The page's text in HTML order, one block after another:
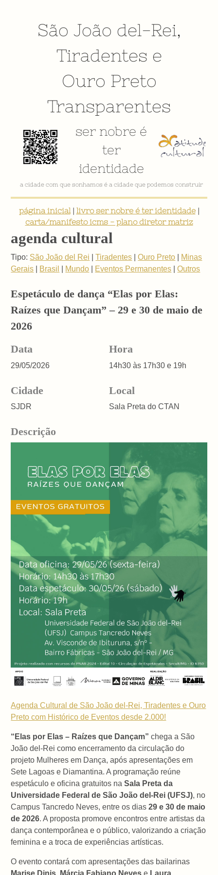
São João del-Rei,
Tiradentes e
Ouro Preto
Transparentes
ser nobre é
ter
identidade
a cidade com que sonhamos é a cidade que podemos construir
página inicial| livro ser nobre é ter identidade|
carta/manifesto icms - plano diretor matriz
agenda cultural
Tipo: São João del Rei |Tiradentes |Ouro Preto
Minas
Gerais
Brasil Mundo Eventos Permanentes |Outros
Espetáculo de dança “Elas por Elas:
Raízes que Dançam” – 29 e 30 de maio de
2026
Data
29/05/2026
Hora
14h30 às 17h30 e 19h
Cidade
SJDR
Local
Sala Preta do CTAN
Descrição
Agenda Cultural de São João del-Rei, Tiradentes e Ouro
Preto com Histórico de Eventos desde 2.000!
“Elas por Elas – Raízes que Dançam” chega a São
João del-Rei como encerramento da circulação do
projeto Mulheres em Dança, após apresentações em
Sete Lagoas e Diamantina. A programação reúne
espetáculo e oficina gratuitos naSala Preta da
Universidade Federal de São João del-Rei (UFSJ), no
Campus Tancredo Neves, entre os dias29 e 30 de maio
de 2026. A proposta promove encontros entre artistas da
dança contemporânea e o público, valorizando a criação
feminina e a troca de experiências artísticas.
O evento contará com apresentações das bailarinas
Marise Dinis
Márcia Fabiano Neves e Laura